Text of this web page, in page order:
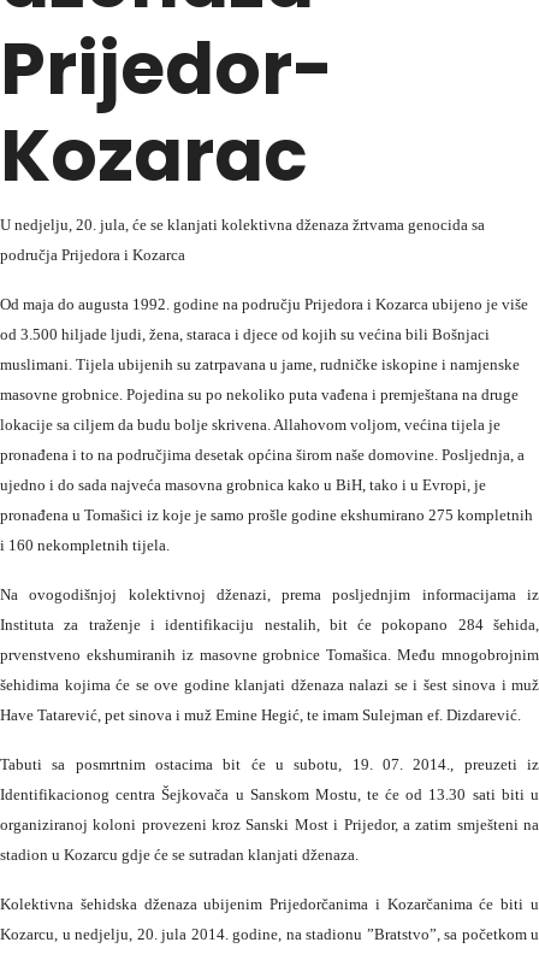
Prijedor-
Kozarac
U nedjelju, 20. jula, će se klanjati kolektivna dženaza žrtvama genocida sa
područja Prijedora i Kozarca
Od maja do augusta 1992. godine na području Prijedora i Kozarca ubijeno je više
od 3.500 hiljade ljudi, žena, staraca i djece od kojih su većina bili Bošnjaci
muslimani. Tijela ubijenih su zatrpavana u jame, rudničke iskopine i namjenske
masovne grobnice. Pojedina su po nekoliko puta vađena i premještana na druge
lokacije sa ciljem da budu bolje skrivena. Allahovom voljom, većina tijela je
pronađena i to na područjima desetak općina širom naše domovine. Posljednja, a
ujedno i do sada najveća masovna grobnica kako u BiH, tako i u Evropi, je
pronađena u Tomašici iz koje je samo prošle godine ekshumirano 275 kompletnih
i 160 nekompletnih tijela.
Na ovogodišnjoj kolektivnoj dženazi, prema posljednjim informacijama iz
Instituta za traženje i identifikaciju nestalih, bit će pokopano 284 šehida,
prvenstveno ekshumiranih iz masovne grobnice Tomašica. Među mnogobrojnim
šehidima kojima će se ove godine klanjati dženaza nalazi se i šest sinova i muž
Have Tatarević, pet sinova i muž Emine Hegić, te imam Sulejman ef. Dizdarević.
Tabuti sa posmrtnim ostacima bit će u subotu, 19. 07. 2014., preuzeti iz
Identifikacionog centra Šejkovača u Sanskom Mostu, te će od 13.30 sati biti u
organiziranoj koloni provezeni kroz Sanski Most i Prijedor, a zatim smješteni na
stadion u Kozarcu gdje će se sutradan klanjati dženaza.
Kolektivna šehidska dženaza ubijenim Prijedorčanima i Kozarčanima će biti u
Kozarcu, u nedjelju, 20. jula 2014. godine, na stadionu ”Bratstvo”, sa početkom u